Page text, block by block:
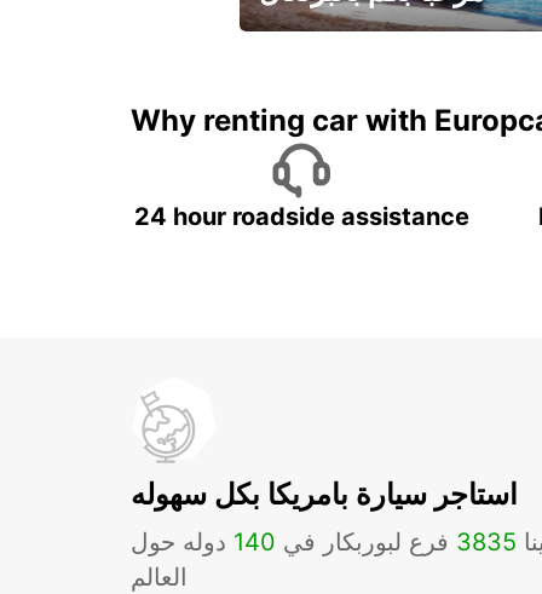
Why renting car with
24 hour roadside assistance
استاجر سيارة بامريكا بكل سهوله
3835 فرع لبوربكار في 140 دوله حول
العالم